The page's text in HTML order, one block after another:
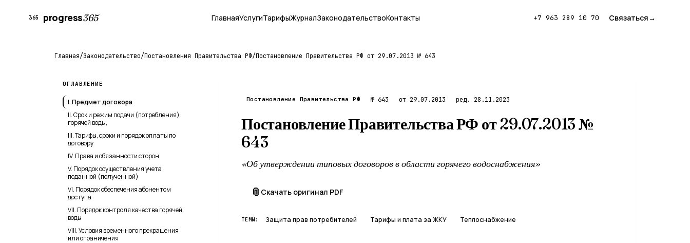
365 progress365 ГлавнаяУслугиТарифыЖурналЗаконодательствоКонтакты +7 963 289 10 70 Связаться→
Главная/Законодательство/Постановления Правительства РФ/Постановление Правительства РФ от 29.07.2013 № 643
ОГЛАВЛЕНИЕ
I. Предмет договора
II. Срок и режим подачи (потребления)
горячей воды,
III. Тарифы, сроки и порядок оплаты по
договору
IV. Права и обязанности сторон
V. Порядок осуществления учета
поданной (полученной)
VI. Порядок обеспечения абонентом
доступа
VII. Порядок контроля качества горячей
воды
VIII. Условия временного прекращения
или ограничения
Постановление Правительства РФ № 643 от 29.07.2013 ред. 28.11.2023
Постановление Правительства РФ от 29.07.2013 №
643
«Об утверждении типовых договоров в области горячего водоснабжения»
📎 Скачать оригинал PDF
ТЕМЫ: Защита прав потребителей Тарифы и плата за ЖКУ Теплоснабжение